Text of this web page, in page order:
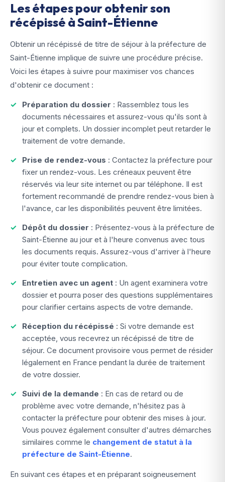
Les étapes pour obtenir son
récépissé à Saint-Étienne
Obtenir un récépissé de titre de séjour à la préfecture de
Saint-Étienne implique de suivre une procédure précise.
Voici les étapes à suivre pour maximiser vos chances
d'obtenir ce document :
Préparation du dossier : Rassemblez tous les
documents nécessaires et assurez-vous qu'ils sont à
jour et complets. Un dossier incomplet peut retarder le
traitement de votre demande.
Prise de rendez-vous : Contactez la préfecture pour
fixer un rendez-vous. Les créneaux peuvent être
réservés via leur site internet ou par téléphone. Il est
fortement recommandé de prendre rendez-vous bien à
l'avance, car les disponibilités peuvent être limitées.
Dépôt du dossier : Présentez-vous à la préfecture de
Saint-Étienne au jour et à l'heure convenus avec tous
les documents requis. Assurez-vous d'arriver à l'heure
pour éviter toute complication.
Entretien avec un agent : Un agent examinera votre
dossier et pourra poser des questions supplémentaires
pour clarifier certains aspects de votre demande.
Réception du récépissé : Si votre demande est
acceptée, vous recevrez un récépissé de titre de
séjour. Ce document provisoire vous permet de résider
légalement en France pendant la durée de traitement
de votre dossier.
Suivi de la demande : En cas de retard ou de
problème avec votre demande, n'hésitez pas à
contacter la préfecture pour obtenir des mises à jour.
Vous pouvez également consulter d'autres démarches
similaires comme le changement de statut à la
préfecture de Saint-Étienne.
En suivant ces étapes et en préparant soigneusement